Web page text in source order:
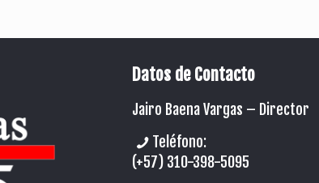
Datos de Contacto
Jairo Baena Vargas – Director
Teléfono:
(+57) 310-398-5095